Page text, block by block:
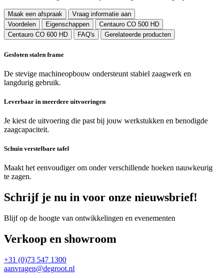
Maak een afspraak
Vraag informatie aan
Voordelen
Eigenschappen
Centauro CO 500 HD
Centauro CO 600 HD
FAQ's Gerelateerde producten
Gesloten stalen frame
De stevige machineopbouw ondersteunt stabiel zaagwerk en
langdurig gebruik.
Leverbaar in meerdere uitvoeringen
Je kiest de uitvoering die past bij jouw werkstukken en benodigde
zaagcapaciteit.
Schuin verstelbare tafel
Maakt het eenvoudiger om onder verschillende hoeken nauwkeurig
te zagen.
Schrijf je nu in voor onze nieuwsbrief!
Blijf op de hoogte van ontwikkelingen en evenementen
Verkoop en showroom
+31 (0)73 547 1300
aanvragen@degroot.nl